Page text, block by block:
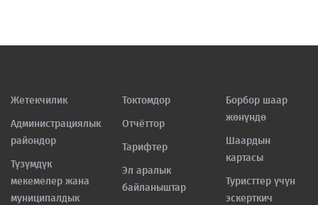
Жетекчилик
Администрациялык
райондор
Түзүмдүк
мекемелер жана
муниципалдык
Токтомдор
Отчёттор
Тарифтер
Эл аралык
байланыштар
Борбор шаар
жөнүндө
Шаардын
картасы
Туристтер үчүн
эскерткич